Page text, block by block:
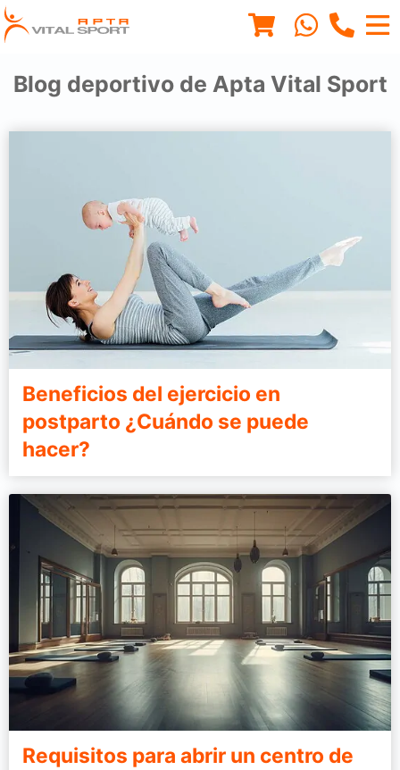
Blog deportivo de Apta Vital Sport
Beneficios del ejercicio en
postparto ¿Cuándo se puede
hacer?
Requisitos para abrir un centro de